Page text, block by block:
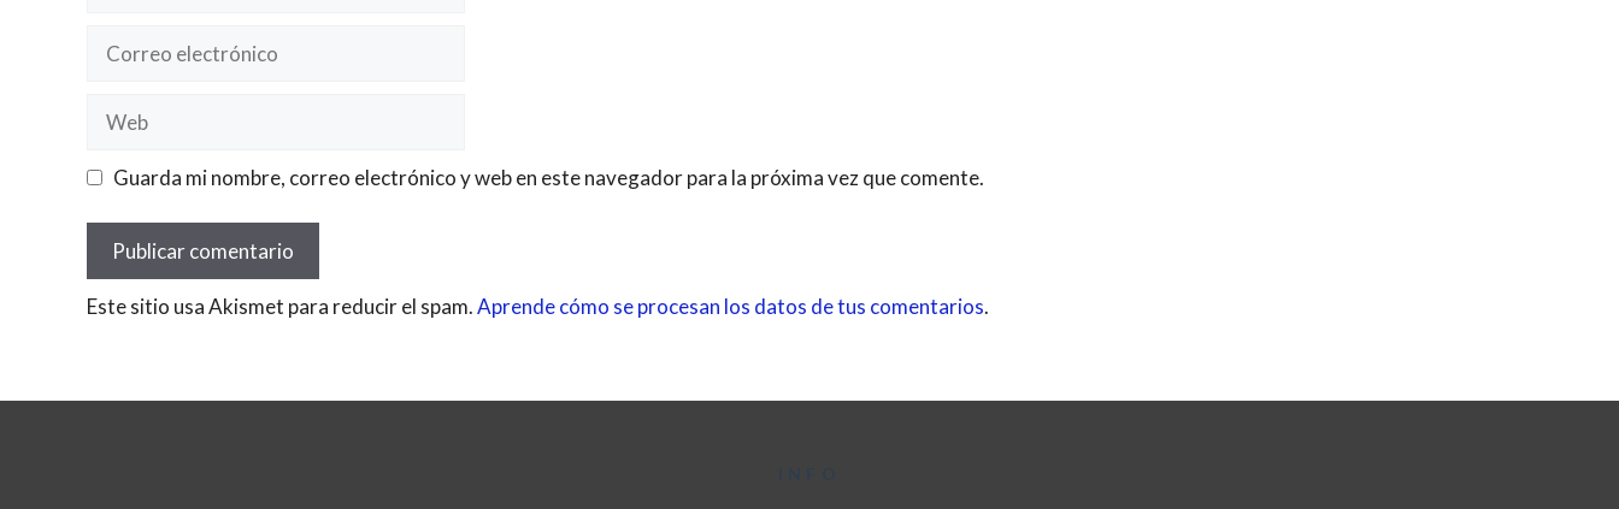
electrónico
Guarda mi nombre, correo electrónico y web en este navegador para la próxima vez que comente.
Este sitio usa Akismet para reducir el spam.Aprende cómo se procesan los datos de tus comentarios.